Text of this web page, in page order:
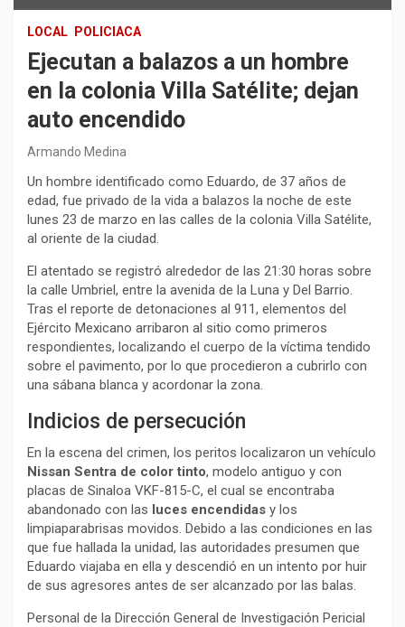
LOCAL POLICIACA
Ejecutan a balazos a un hombre
en la colonia Villa Satélite; dejan
auto encendido
Armando Medina
Un hombre identificado como Eduardo, de 37 años de
edad, fue privado de la vida a balazos la noche de este
lunes 23 de marzo en las calles de la colonia Villa Satélite,
al oriente de la ciudad.
​El atentado se registró alrededor de las 21:30 horas sobre
la calle Umbriel, entre la avenida de la Luna y Del Barrio.
Tras el reporte de detonaciones al 911, elementos del
Ejército Mexicano arribaron al sitio como primeros
respondientes, localizando el cuerpo de la víctima tendido
sobre el pavimento, por lo que procedieron a cubrirlo con
una sábana blanca y acordonar la zona.
​Indicios de persecución
​En la escena del crimen, los peritos localizaron un vehículo
Nissan Sentra de color tinto, modelo antiguo y con
placas de Sinaloa VKF-815-C, el cual se encontraba
abandonado con las luces encendidas y los
limpiaparabrisas movidos. Debido a las condiciones en las
que fue hallada la unidad, las autoridades presumen que
Eduardo viajaba en ella y descendió en un intento por huir
de sus agresores antes de ser alcanzado por las balas.
​Personal de la Dirección General de Investigación Pericial